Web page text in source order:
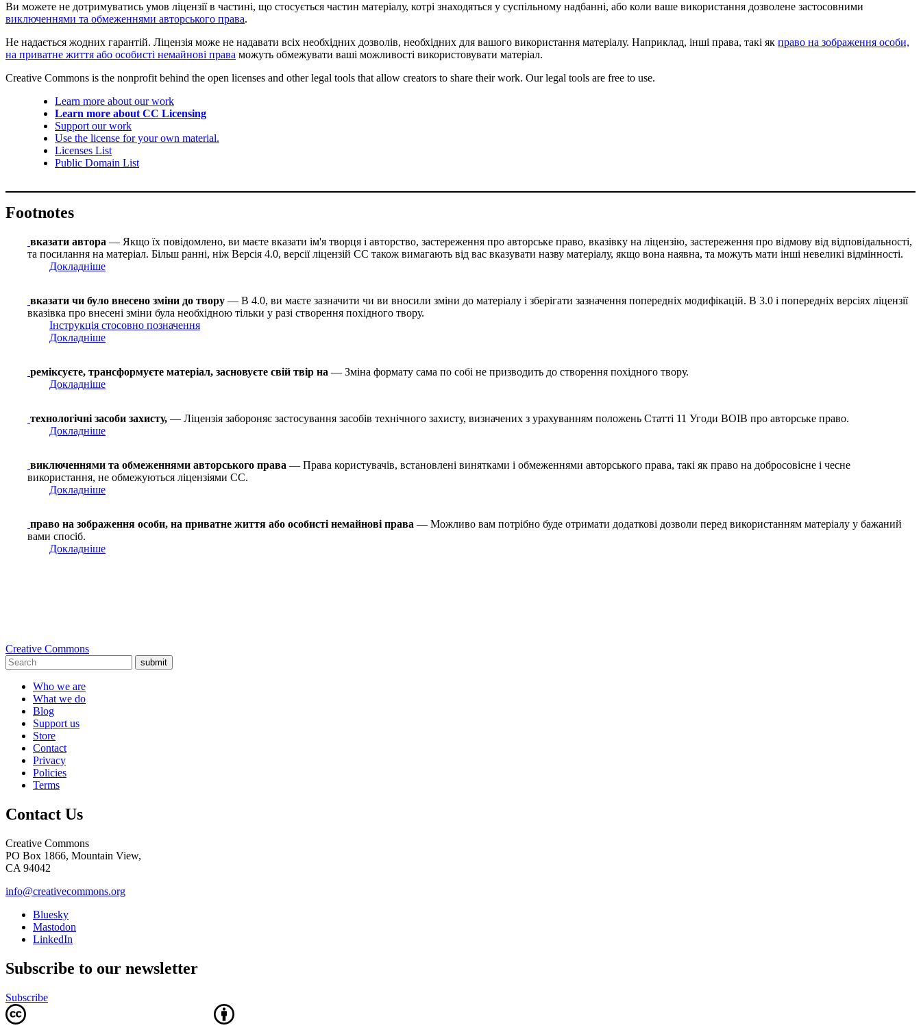
Ви можете не дотримуватись умов ліцензії в частині, що стосується частин матеріалу, котрі знаходяться у суспільному надбанні, або коли ваше використання дозволене застосовними
виключеннями та обмеженнями авторського права.
Не надається жодних гарантій. Ліцензія може не надавати всіх необхідних дозволів, необхідних для вашого використання матеріалу. Наприклад, інші права, такі як право на зображення особи,
на приватне життя або особисті немайнові права можуть обмежувати ваші можливості використовувати матеріал.
Creative Commons is the nonprofit behind the open licenses and other legal tools that allow creators to share their work. Our legal tools are free to use.
Learn more about our work
Learn more about CC Licensing
Support our work
Use the license for your own material.
Licenses List
Public Domain List
Footnotes
вказати автора — Якщо їх повідомлено, ви маєте вказати ім'я творця і авторство, застереження про авторське право, вказівку на ліцензію, застереження про відмову від відповідальності,
та посилання на матеріал. Більш ранні, ніж Версія 4.0, версії ліцензій CC також вимагають від вас вказувати назву матеріалу, якщо вона наявна, та можуть мати інші невеликі відмінності.
Докладніше
вказати чи було внесено зміни до твору — В 4.0, ви маєте зазначити чи ви вносили зміни до матеріалу і зберігати зазначення попередніх модифікацій. В 3.0 і попередніх версіях ліцензії
вказівка про внесені зміни була необхідною тільки у разі створення похідного твору.
Інструкція стосовно позначення
Докладніше
реміксуєте, трансформуєте матеріал, засновуєте свій твір на — Зміна формату сама по собі не призводить до створення похідного твору.
Докладніше
технологічні засоби захисту, — Ліцензія забороняє застосування засобів технічного захисту, визначених з урахуванням положень Статті 11 Угоди ВОІВ про авторське право.
Докладніше
виключеннями та обмеженнями авторського права — Права користувачів, встановлені винятками і обмеженнями авторського права, такі як право на добросовісне і чесне
використання, не обмежуються ліцензіями СС.
Докладніше
право на зображення особи, на приватне життя або особисті немайнові права — Можливо вам потрібно буде отримати додаткові дозволи перед використанням матеріалу у бажаний
вами спосіб.
Докладніше
Creative Commons
submit
Who we are
What we do
Blog
Support us
Store
Contact
Privacy
Policies
Terms
Contact Us
Creative Commons
PO Box 1866, Mountain View,
CA 94042
info@creativecommons.org
Bluesky
Mastodon
LinkedIn
Subscribe to our newsletter
Subscribe